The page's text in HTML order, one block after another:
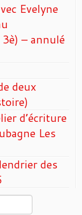
Evelyne
– annulé
deux
d’écriture
Les
des